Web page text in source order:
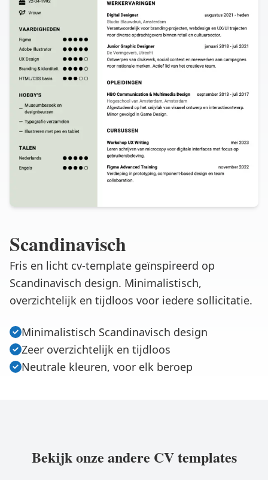
Scandinavisch
Fris en licht cv-template geïnspireerd op
Scandinavisch design. Minimalistisch,
overzichtelijk en tijdloos voor iedere sollicitatie.
Minimalistisch Scandinavisch design
Zeer overzichtelijk en tijdloos
Neutrale kleuren, voor elk beroep
Bekijk onze andere CV templates